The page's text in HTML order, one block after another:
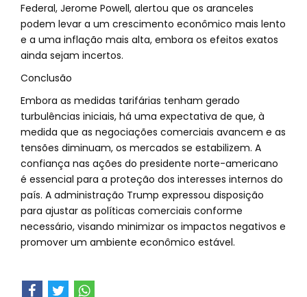
Federal, Jerome Powell, alertou que os aranceles
podem levar a um crescimento econômico mais lento
e a uma inflação mais alta, embora os efeitos exatos
ainda sejam incertos.
Conclusão
Embora as medidas tarifárias tenham gerado
turbulências iniciais, há uma expectativa de que, à
medida que as negociações comerciais avancem e as
tensões diminuam, os mercados se estabilizem. A
confiança nas ações do presidente norte-americano
é essencial para a proteção dos interesses internos do
país. A administração Trump expressou disposição
para ajustar as políticas comerciais conforme
necessário, visando minimizar os impactos negativos e
promover um ambiente econômico estável.